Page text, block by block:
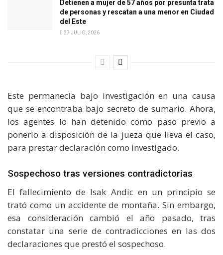
Detienen a mujer de 57 años por presunta trata
de personas y rescatan a una menor en Ciudad
del Este
27 JULIO, 2026
Este permanecía bajo investigación en una causa
que se encontraba bajo secreto de sumario. Ahora,
los agentes lo han detenido como paso previo a
ponerlo a disposición de la jueza que lleva el caso,
para prestar declaración como investigado.
Sospechoso tras versiones contradictorias
El fallecimiento de Isak Andic en un principio se
trató como un accidente de montaña. Sin embargo,
esa consideración cambió el año pasado, tras
constatar una serie de contradicciones en las dos
declaraciones que prestó el sospechoso.